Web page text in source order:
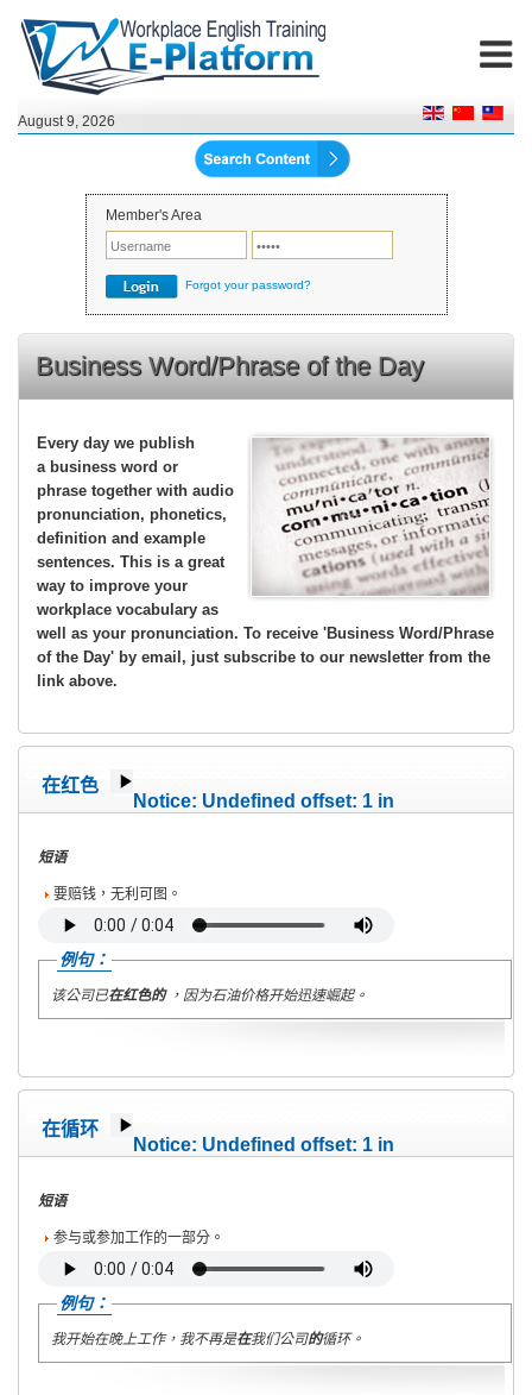
August 9, 2026
Member's Area
Forgot your password?
Business Word/Phrase of the Day
Every day we publish
a business word or
phrase together with audio
pronunciation, phonetics,
definition and example
sentences. This is a great
way to improve your
workplace vocabulary as
well as your pronunciation. To receive 'Business Word/Phrase
of the Day' by email, just subscribe to our newsletter from the
link above.
在红色
Notice: Undefined offset: 1 in
短语
要赔钱，无利可图。
例句：
该公司已在红色的，因为石油价格开始迅速崛起。
在循环
Notice: Undefined offset: 1 in
短语
参与或参加工作的一部分。
例句：
我开始在晚上工作，我不再是在我们公司的循环。